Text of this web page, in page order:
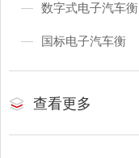
数字式电子汽车衡
国标电子汽车衡
查看更多